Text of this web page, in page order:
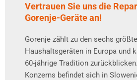
Vertrauen Sie uns die
Gorenje-Geräte an!
Gorenje zählt zu den sechs
Haushaltsgeräten in Europa und
60-jährige Tradition
Konzerns befindet sich in